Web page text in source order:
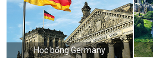
Học bổng Germany